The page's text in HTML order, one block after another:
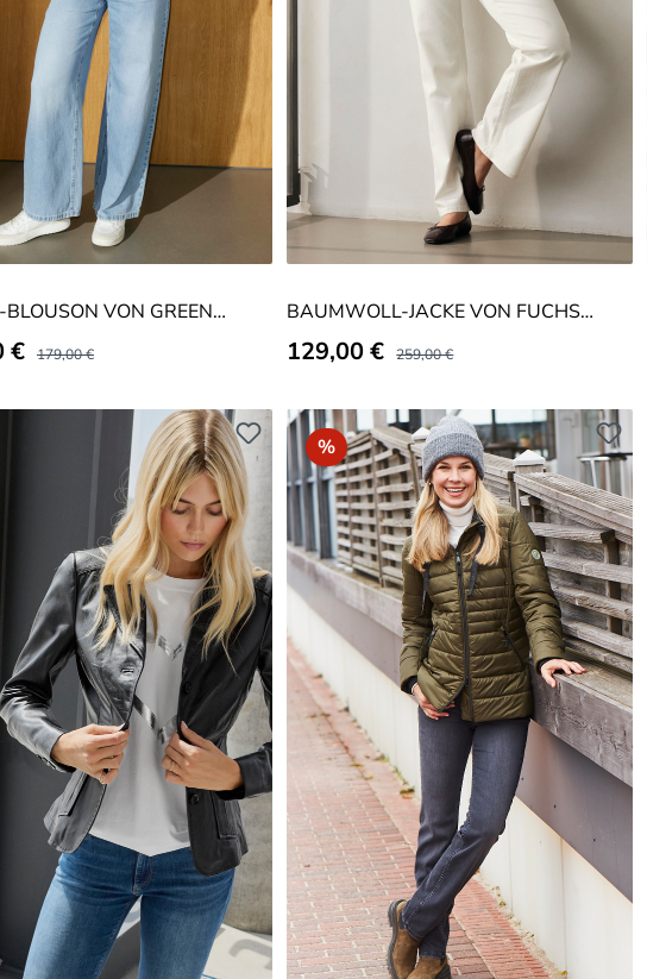
VON GREEN
€ Regulärer Preis:
179,00 €
BAUMWOLL-JACKE VON FUCHS
SCHMITT
Verkaufspreis:
129,00 € Regulärer Preis:
259,00 €
%Rabatt